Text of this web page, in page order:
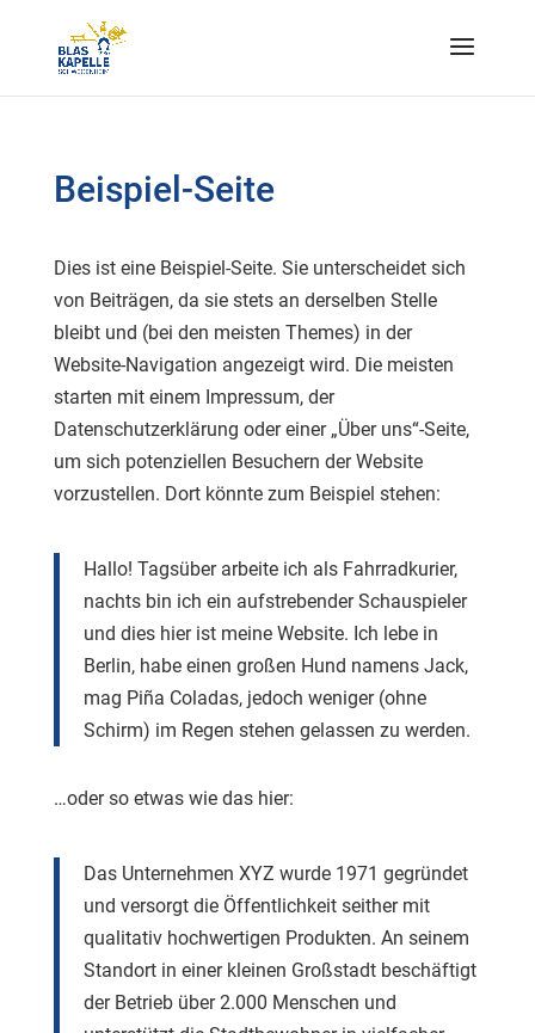
Beispiel-Seite
Dies ist eine Beispiel-Seite. Sie unterscheidet sich
von Beiträgen, da sie stets an derselben Stelle
bleibt und (bei den meisten Themes) in der
Website-Navigation angezeigt wird. Die meisten
starten mit einem Impressum, der
Datenschutzerklärung oder einer „Über uns“-Seite,
um sich potenziellen Besuchern der Website
vorzustellen. Dort könnte zum Beispiel stehen:
Hallo! Tagsüber arbeite ich als Fahrradkurier,
nachts bin ich ein aufstrebender Schauspieler
und dies hier ist meine Website. Ich lebe in
Berlin, habe einen großen Hund namens Jack,
mag Piña Coladas, jedoch weniger (ohne
Schirm) im Regen stehen gelassen zu werden.
…oder so etwas wie das hier:
Das Unternehmen XYZ wurde 1971 gegründet
und versorgt die Öffentlichkeit seither mit
qualitativ hochwertigen Produkten. An seinem
Standort in einer kleinen Großstadt beschäftigt
der Betrieb über 2.000 Menschen und